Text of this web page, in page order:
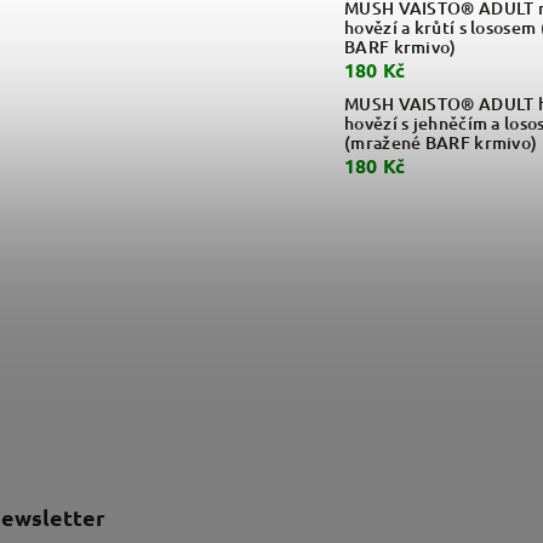
MUSH VAISTO® ADULT
hovězí a krůtí s lososem
BARF krmivo)
180 Kč
MUSH VAISTO® ADULT
hovězí s jehněčím a
(mražené BARF krmivo)
180 Kč